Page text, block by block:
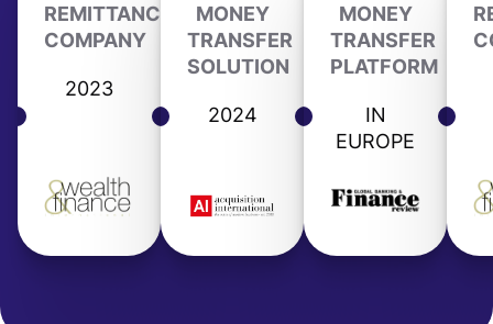
REMITTANCE
COMPANY
2023
MONEY
TRANSFER
SOLUTION
2024
MONEY
TRANSFER
PLATFORM
IN
EUROPE